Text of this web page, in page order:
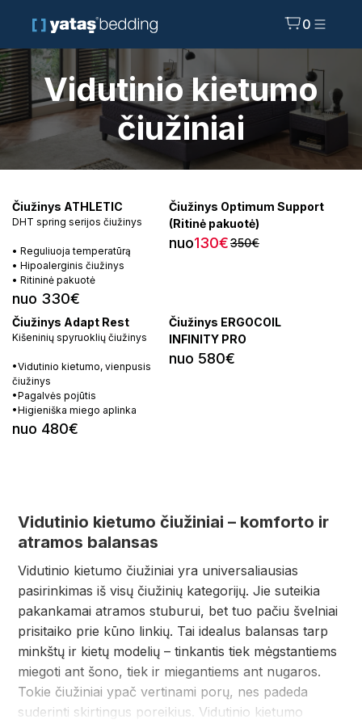
0
Vidutinio kietumo
čiužiniai
Čiužinys ATHLETIC
DHT spring serijos čiužinys
• Reguliuoja temperatūrą
• Hipoalerginis čiužinys
• Ritininė pakuotė
nuo 330€
Čiužinys Optimum Support
(Ritinė pakuotė)
nuo130€350€
Čiužinys Adapt Rest
Kišeninių spyruoklių čiužinys
•Vidutinio kietumo, vienpusis
čiužinys
•Pagalvės pojūtis
•Higieniška miego aplinka
nuo 480€
Čiužinys ERGOCOIL
INFINITY PRO
nuo 580€
Vidutinio kietumo čiužiniai – komforto ir
atramos balansas
Vidutinio kietumo čiužiniai yra universaliausias
pasirinkimas iš visų čiužinių kategorijų. Jie suteikia
pakankamai atramos stuburui, bet tuo pačiu švelniai
prisitaiko prie kūno linkių. Tai idealus balansas tarp
minkštų ir kietų modelių – tinkantis tiek mėgstantiems
miegoti ant šono, tiek ir miegantiems ant nugaros.
Tokie čiužiniai ypač vertinami porų, nes padeda
suderinti skirtingus poreikius. Vidutinio kietumo